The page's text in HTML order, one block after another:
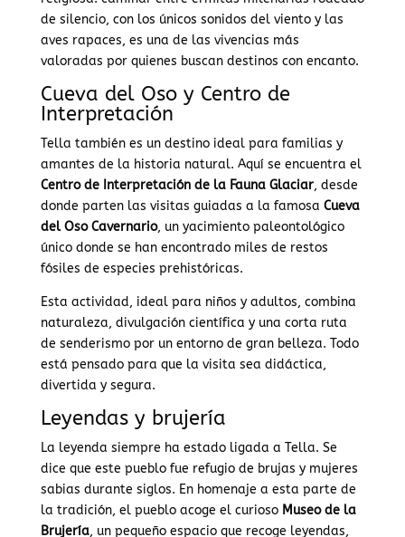
de silencio, con los únicos sonidos del viento y las
aves rapaces, es una de las vivencias más
valoradas por quienes buscan destinos con encanto.
Cueva del Oso y Centro de
Interpretación
Tella también es un destino ideal para familias y
amantes de la historia natural. Aquí se encuentra el
Centro de Interpretación de la Fauna Glaciar, desde
donde parten las visitas guiadas a la famosa Cueva
del Oso Cavernario, un yacimiento paleontológico
único donde se han encontrado miles de restos
fósiles de especies prehistóricas.
Esta actividad, ideal para niños y adultos, combina
naturaleza, divulgación científica y una corta ruta
de senderismo por un entorno de gran belleza. Todo
está pensado para que la visita sea didáctica,
divertida y segura.
Leyendas y brujería
La leyenda siempre ha estado ligada a Tella. Se
dice que este pueblo fue refugio de brujas y mujeres
sabias durante siglos. En homenaje a esta parte de
la tradición, el pueblo acoge el curioso Museo de la
Brujería, un pequeño espacio que recoge leyendas,